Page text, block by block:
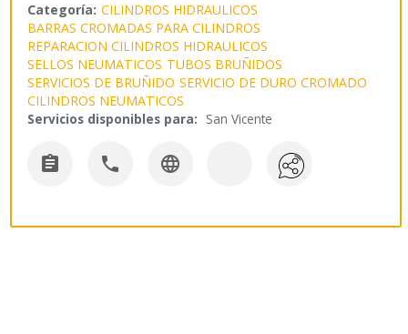
Categoría: CILINDROS HIDRAULICOS
BARRAS CROMADAS PARA CILINDROS
REPARACION CILINDROS HIDRAULICOS
SELLOS NEUMATICOS TUBOS BRUÑIDOS
SERVICIOS DE BRUÑIDO SERVICIO DE DURO CROMADO
CILINDROS NEUMATICOS
Servicios disponibles para: San Vicente
  